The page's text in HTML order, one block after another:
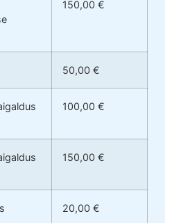
150,00 €
50,00 €
100,00 €
150,00 €
20,00 €